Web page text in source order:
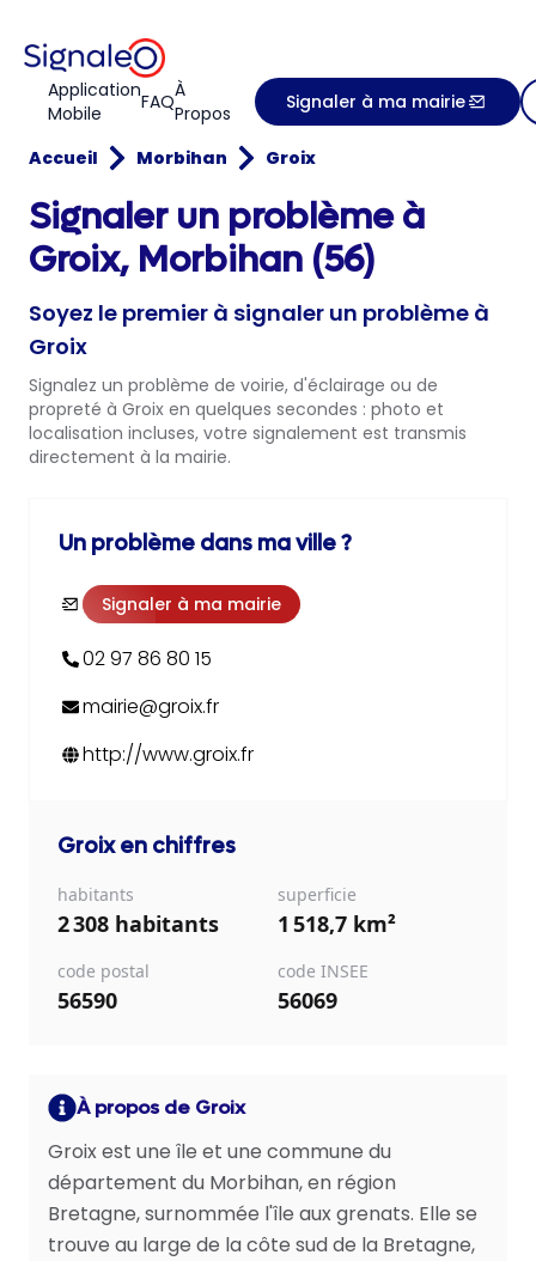
Application
Mobile
FAQÀ
Propos
Signaler à ma mairie
Accueil Morbihan Groix
Signaler un problème à
Groix, Morbihan (56)
Soyez le premier à signaler un problème à
Groix
Signalez un problème de voirie, d'éclairage ou de
propreté à Groix en quelques secondes : photo et
localisation incluses, votre signalement est transmis
directement à la mairie.
Un problème dans ma ville ?
Signaler à ma mairie
02 97 86 80 15
mairie@groix.fr
http://www.groix.fr
Groixen chiffres
habitants
2 308 habitants
superficie
1 518,7 km²
code postal
56590
code INSEE
56069
À propos de Groix
Groix est une île et une commune du
département du Morbihan, en région
Bretagne, surnommée l'île aux grenats. Elle se
trouve au large de la côte sud de la Bretagne,